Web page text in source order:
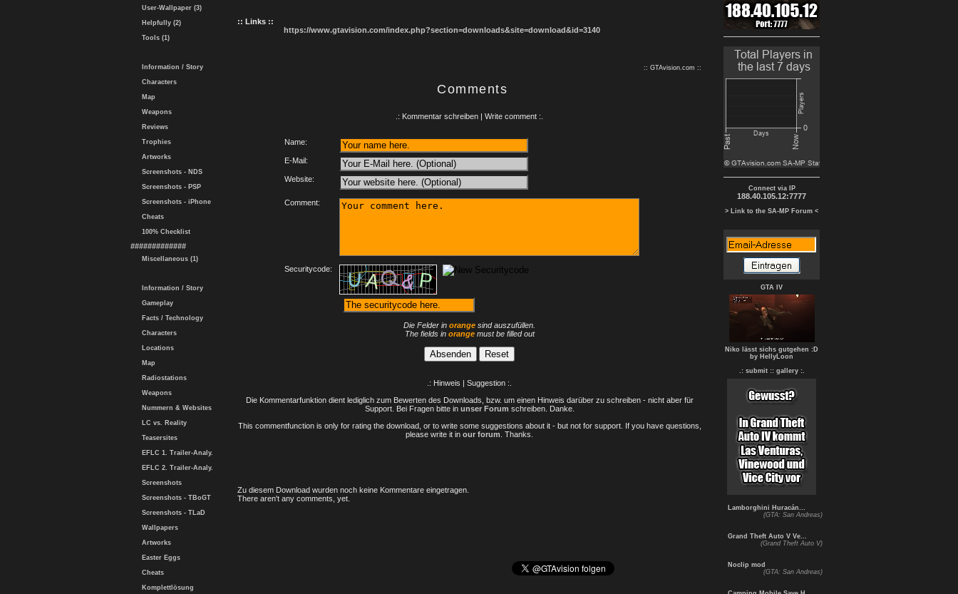
User-Wallpaper (3)
Helpfully (2)
Tools (1)
Information / Story
Characters
Map
Weapons
Reviews
Trophies
Artworks
Screenshots - NDS
Screenshots - PSP
Screenshots - iPhone
Cheats
100% Checklist
#############
Miscellaneous (1)
Information / Story
Gameplay
Facts / Technology
Characters
Locations
Map
Radiostations
Weapons
Nummern & Websites
LC vs. Reality
Teasersites
EFLC 1. Trailer-Analy.
EFLC 2. Trailer-Analy.
Screenshots
Screenshots - TBoGT
Screenshots - TLaD
Wallpapers
Artworks
Easter Eggs
Cheats
Komplettlösung
:: Links ::
https://www.gtavision.com/index.php?section=downloads&site=download&id=3140
:: GTAvision.com ::
Comments
.: Kommentar schreiben | Write comment :.
Name:
E-Mail:
Website:
Comment:
Securitycode:
Die Felder in orange sind auszufüllen.
The fields in orangemust be filled out
.: Hinweis | Suggestion :.
Die Kommentarfunktion dient lediglich zum Bewerten des Downloads, bzw. um einen Hinweis darüber zu schreiben - nicht aber für
Support. Bei Fragen bitte in unser Forum schreiben. Danke.
This commentfunction is only for rating the download, or to write some suggestions about it - but not for support. If you have questions,
please write it in our forum . Thanks.
Zu diesem Download wurden noch keine Kommentare eingetragen.
There aren't any comments, yet.
Connect via IP
188.40.105.12:7777
> Link to the SA-MP Forum <
GTA IV
Niko lässt sichs gutgehen :D
by HellyLoon
.: submit : : gallery :.
Lamborghini Huracán...
(GTA: San Andreas)
Grand Theft Auto V Ve...
(Grand Theft Auto V)
Noclip mod
(GTA: San Andreas)